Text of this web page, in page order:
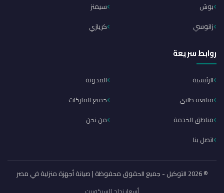
بوش
سيمنز
زانوسي
كريازي
روابط سريعة
الرئيسية
المدونة
متابعة طلبي
جميع الماركات
مناطق الخدمة
من نحن
اتصل بنا
© 2026 التوكيل - جميع الحقوق محفوظة | صيانة أجهزة منزلية في مصر